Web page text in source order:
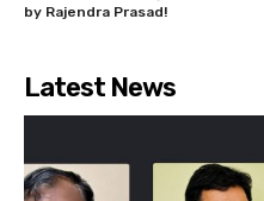
by Rajendra Prasad!
Latest News